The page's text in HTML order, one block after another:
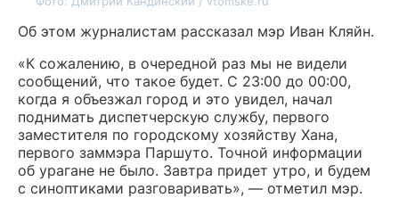
Об этом журналистам рассказал мэр Иван Кляйн.
«К сожалению, в очередной раз мы не видели
сообщений, что такое будет. С 23:00 до 00:00,
когда я объезжал город и это увидел, начал
поднимать диспетчерскую службу, первого
заместителя по городскому хозяйству Хана,
первого заммэра Паршуто. Точной информации
об урагане не было. Завтра придет утро, и будем
с синоптиками разговаривать», — отметил мэр.